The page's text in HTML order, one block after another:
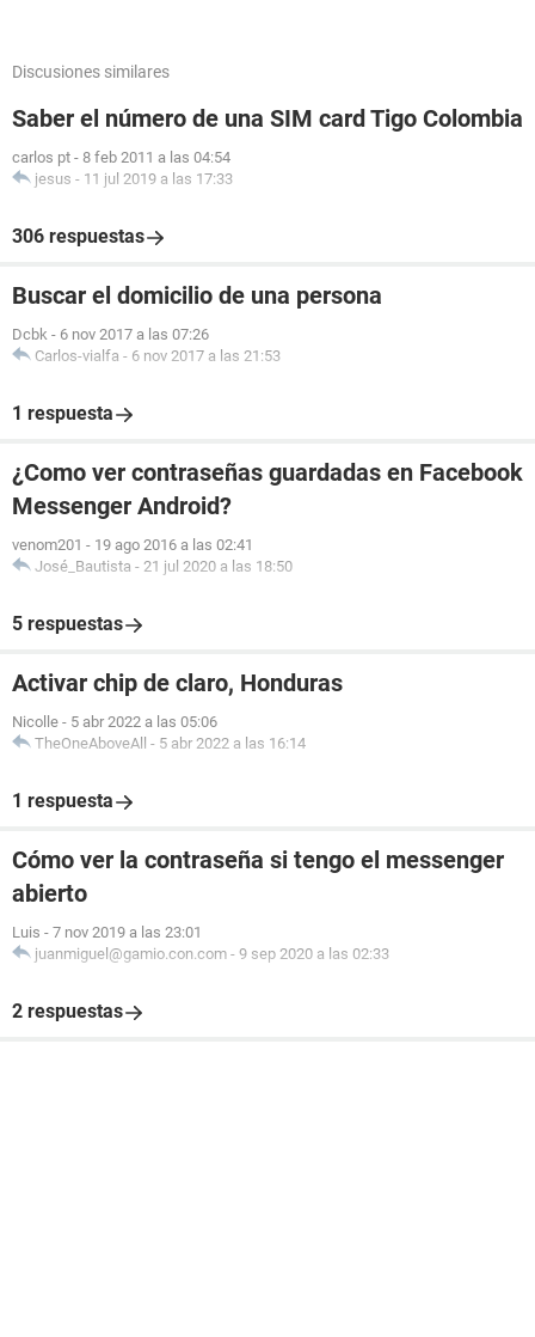
Discusiones similares
Saber el número de una SIM card Tigo Colombia
carlos pt - 8 feb 2011 a las 04:54
jesus - 11 jul 2019 a las 17:33
306 respuestas
Buscar el domicilio de una persona
Dcbk - 6 nov 2017 a las 07:26
Carlos-vialfa - 6 nov 2017 a las 21:53
1 respuesta
¿Como ver contraseñas guardadas en Facebook
Messenger Android?
venom201 - 19 ago 2016 a las 02:41
José_Bautista - 21 jul 2020 a las 18:50
5 respuestas
Activar chip de claro, Honduras
Nicolle - 5 abr 2022 a las 05:06
TheOneAboveAll - 5 abr 2022 a las 16:14
1 respuesta
Cómo ver la contraseña si tengo el messenger
abierto
Luis - 7 nov 2019 a las 23:01
juanmiguel@gamio.con.com - 9 sep 2020 a las 02:33
2 respuestas